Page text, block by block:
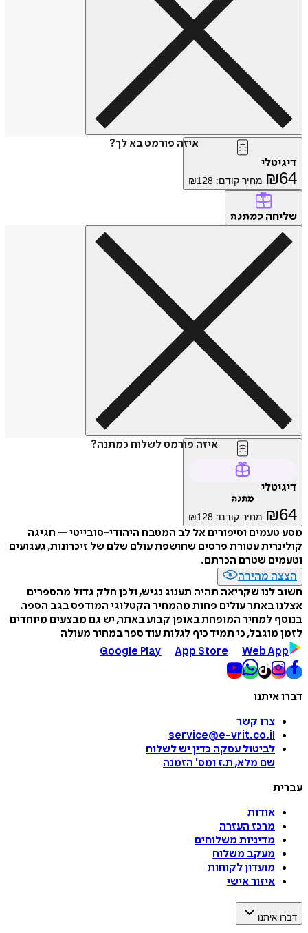
איזה פורמט בא לך?
דיגיטלי
₪64 מחיר קודם: ₪128
שליחה כמתנה
איזה פורמט לשלוח כמתנה?
דיגיטלי
מתנה
₪64 מחיר קודם: ₪128
מסע טעמים וסיפורים אל לב המטבח היהודי-סובייטי – חגיגה
קולינרית עטורת פרסים שחושפת עולם שלם של זיכרונות, געגועים
וטעמים שטרם הכרתם.
הצצה מהירה
חשוב לנו שקריאה תהיה תענוג נגיש, ולכן חלק גדול מהספרים
אצלנו באתר עולים פחות מהמחיר הקטלוגי המודפס בגב הספר.
בנוסף למחיר המופחת באופן קבוע באתר, יש גם מבצעים מיוחדים
לזמן מוגבל, כי תמיד כיף לגלות עוד ספר במחיר מעולה
Google Play
App Store Web App
דברו איתנו
צרו קשר
service@e-vrit.co.il
לביטול עסקה כדין יש לשלוח
שם מלא, ת.ז ומס' הזמנה
עברית
אודות
מרכז העזרה
מדיניות משלוחים
מעקב משלוח
מועדון לקוחות
איזור אישי
דברו איתנו